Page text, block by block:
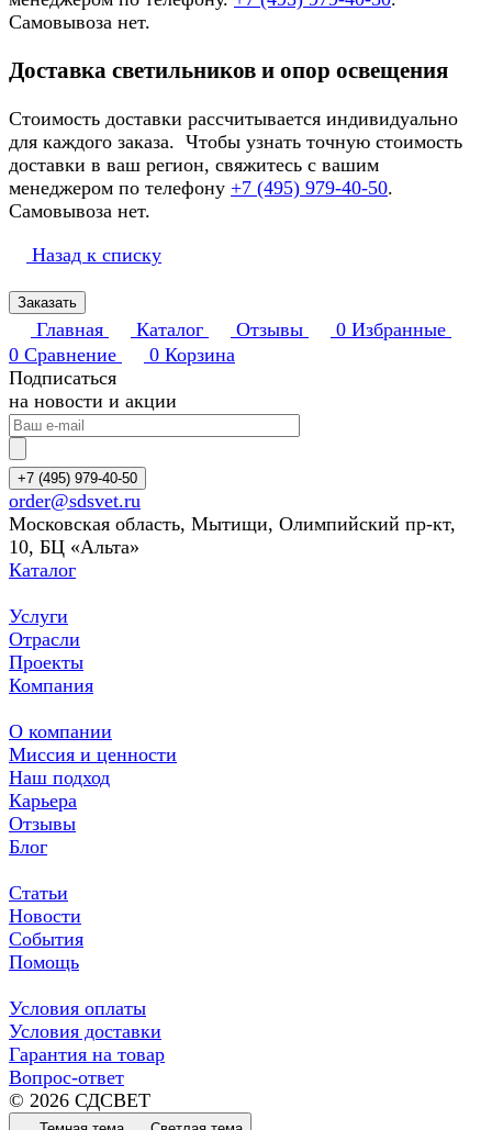
Самовывоза нет.
Доставка светильников и опор освещения
Стоимость доставки рассчитывается индивидуально
для каждого заказа. Чтобы узнать точную стоимость
доставки в ваш регион, свяжитесь с вашим
менеджером по телефону +7 (495) 979-40-50.
Самовывоза нет.
Назад к списку
Заказать
Главная Каталог Отзывы 0 Избранные
0 Сравнение 0 Корзина
Подписаться
на новости и акции
+7 (495) 979-40-50
order@sdsvet.ru
Московская область, Мытищи, Олимпийский пр-кт,
10, БЦ «Альта»
Каталог
Услуги
Отрасли
Проекты
Компания
О компании
Миссия и ценности
Наш подход
Карьера
Отзывы
Блог
Статьи
Новости
События
Помощь
Условия оплаты
Условия доставки
Гарантия на товар
Вопрос-ответ
© 2026 СДСВЕТ